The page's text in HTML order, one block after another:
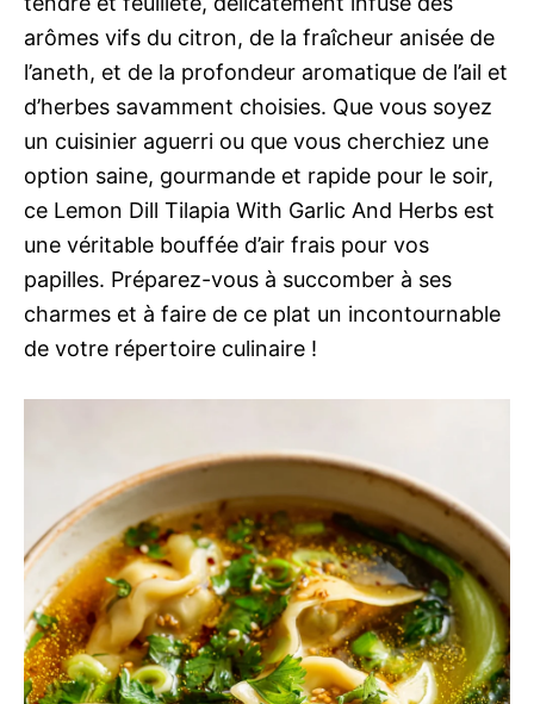
arômes vifs du citron, de la fraîcheur anisée de
l’aneth, et de la profondeur aromatique de l’ail et
d’herbes savamment choisies. Que vous soyez
un cuisinier aguerri ou que vous cherchiez une
option saine, gourmande et rapide pour le soir,
ce Lemon Dill Tilapia With Garlic And Herbs est
une véritable bouffée d’air frais pour vos
papilles. Préparez-vous à succomber à ses
charmes et à faire de ce plat un incontournable
de votre répertoire culinaire !